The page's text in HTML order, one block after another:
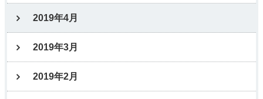
2019年4月
2019年3月
2019年2月